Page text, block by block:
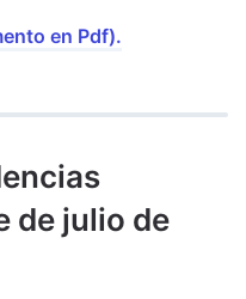
en Pdf).
de julio de